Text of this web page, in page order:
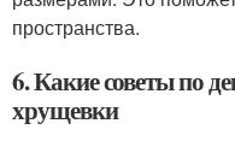
пространства.
6. Какие советы по
хрущевки